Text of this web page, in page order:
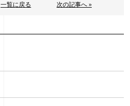
一覧に戻る 次の記事へ »